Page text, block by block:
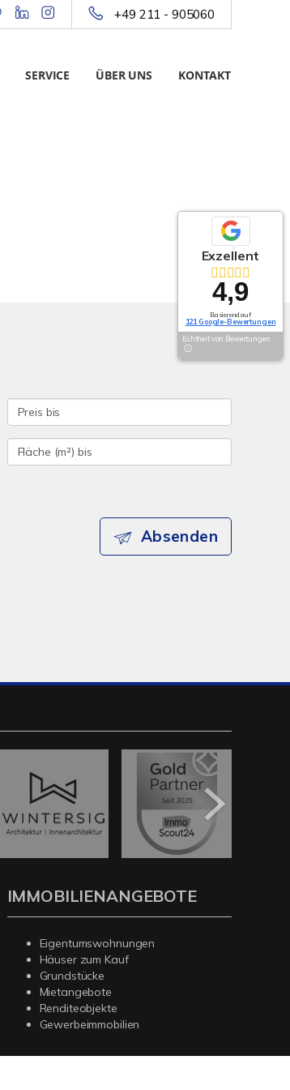
+49 211 - 905060
SERVICE ÜBER UNS KONTAKT
Absenden
Exzellent
4,9
Basierend auf
121 Google-Bewertungen
Echtheit von Bewertungen
IMMOBILIENANGEBOTE
Eigentumswohnungen
Häuser zum Kauf
Grundstücke
Mietangebote
Renditeobjekte
Gewerbeimmobilien